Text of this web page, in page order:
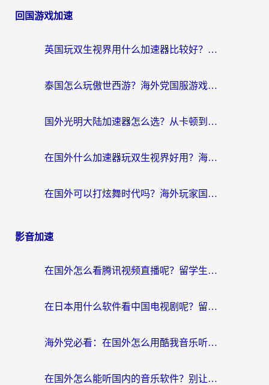
回国游戏加速
英国玩双生视界用什么加速器比较好？海外党亲测有效的国服游戏加速方案
泰国怎么玩傲世西游？海外党国服游戏加速终极攻略（附光明大陆量子特攻实测）
国外光明大陆加速器怎么选？从卡顿到丝滑的终极指南（含德国玩走开外星人墨西哥玩俄罗斯方块技巧）
在国外什么加速器玩双生视界好用？海外党亲测不踩坑的终极指南
在国外可以打炫舞时代吗？海外玩家国服游戏加速全攻略（附实测推荐）
影音加速
在国外怎么看腾讯视频直播呢？留学生亲测有效的回国加速指南
在日本用什么软件看中国电视剧呢？留学生亲测有效的回国加速方案
海外党必看：在国外怎么用酷我音乐听音乐？告别“地区不支持”的实用指南
在国外怎么能听国内的音乐软件？别让版权限制断了你的“中文歌单”